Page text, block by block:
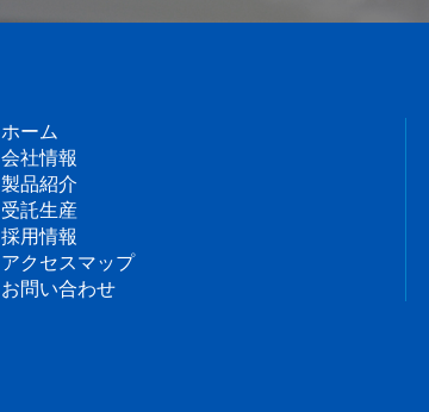
ホーム
会社情報
製品紹介
受託生産
採用情報
アクセスマップ
お問い合わせ